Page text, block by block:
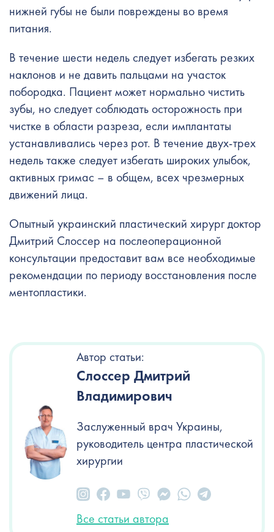
нижней губы не были повреждены во время
питания.
В течение шести недель следует избегать резких
наклонов и не давить пальцами на участок
побородка. Пациент может нормально чистить
зубы, но следует соблюдать осторожность при
чистке в области разреза, если имплантаты
устанавливались через рот. В течение двух-трех
недель также следует избегать широких улыбок,
активных гримас – в общем, всех чрезмерных
движений лица.
Опытный украинский пластический хирург доктор
Дмитрий Слоссер на послеоперационной
консультации предоставит вам все необходимые
рекомендации по периоду восстановления после
ментопластики.
Автор статьи:
Слоссер Дмитрий
Владимирович
Заслуженный врач Украины,
руководитель центра пластической
хирургии
Все статьи автора